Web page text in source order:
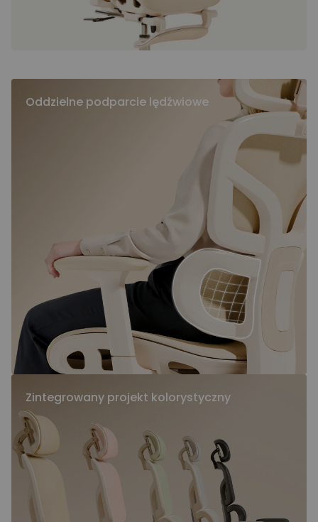
Oddzielne podparcie lędźwiowe
Zintegrowany projekt kolorystyczny